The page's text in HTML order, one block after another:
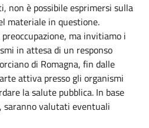
non è possibile esprimersi sulla
materiale in questione.
ma invitiamo i
in attesa di un responso
di Romagna, fin dalle
attiva presso gli organismi
la salute pubblica. In base
saranno valutati eventuali